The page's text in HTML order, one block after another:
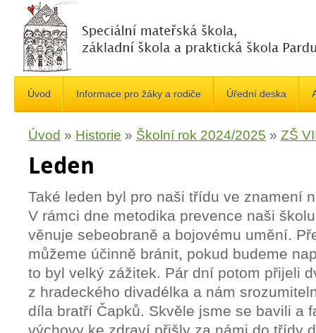
Úvod Informace pro žáky a rodiče Úřední deska
Úvod » Historie » Školní rok 2024/2025 » ZŠ
Leden
Také leden byl pro naši třídu ve znamení
V rámci dne metodika prevence naši
věnuje sebeobraně a bojovému umění.
můžeme účinně bránit, pokud budeme
to byl velký zážitek. Pár dní potom přijeli
z hradeckého divadélka a nám
díla bratří Čapků. Skvěle jsme se bavili a